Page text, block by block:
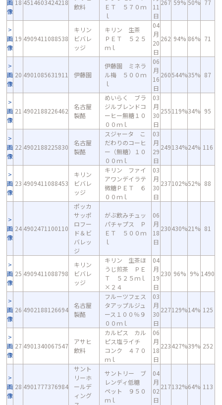
画
像
18 4514603424218
飲料
ＥＴ ５７０ｍ
ｌ
11
日
267 59% 50% 77
画
像
19 4909411088538
キリン
ビバレ
ッジ
キリン 生茶
ＰＥＴ ５２５
ｍｌ
04
月
20
日
262 94% 86% 71
画
像
20 4901085631911 伊藤園
伊藤園 ミネラ
ル梅 ５００ｍ
ｌ
06
月
16
日
260544%35% 87
画
像
21 4902188226462
名古屋
製酪
めいらく ブラ
ジルブレンドコ
ーヒー無糖１０
００ｍｌ
03
月
30
日
255119%34% 95
画
像
22 4902188225830
名古屋
製酪
スジャータ こ
だわりのコーヒ
ー（無糖）１０
００ｍｌ
03
月
29
日
249134%24% 116
画
像
23 4909411088453
キリン
ビバレ
ッジ
キリン ファイ
アワンデイラテ
微糖ＰＥＴ ６
００ｍｌ
03
月
30
日
237102%52% 88
画
像
24 4902471100110
ポッカ
サッポ
ロフー
ド＆ビ
バレッ
ジ
がぶ飲みチュッ
パチャプス Ｐ
ＥＴ ５００ｍ
ｌ
06
月
18
日
230430%21% 81
画
像
25 4909411088798
キリン
ビバレ
ッジ
キリン 生茶ほ
うじ煎茶 ＰＥ
Ｔ ５２５ｍｌ
×２４
04
月
19
日
230 96% 9% 1490
画
像
26 4902188126694
名古屋
製酪
フルーツフェス
タアップルジュ
ース１００％９
００ｍｌ
03
月
30
日
227129%14% 125
画
像
27 4901340067547
アサヒ
飲料
カルピス カル
ピス塩ライチ
コンク ４７０
ｍｌ
06
月
18
日
223427%39% 252
画
像
28 4901777376984
サント
リーホ
ールデ
ィング
サントリー ブ
レンディ低糖
ペット ９５０
ｍｌ
04
月
02
日
217132%64% 113